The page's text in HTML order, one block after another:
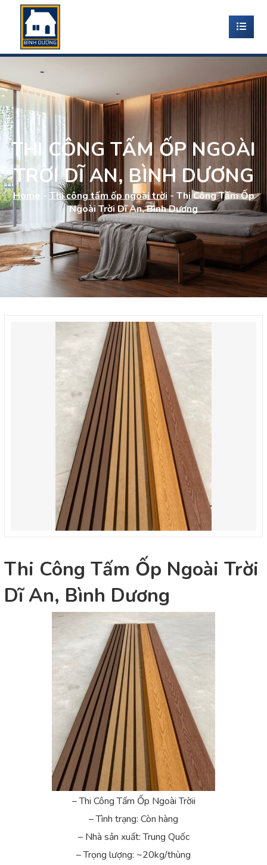
THI CÔNG TẤM ỐP NGOÀI
TRỜI DĨ AN, BÌNH DƯƠNG
Home - Thi công tấm ốp ngoài trời - Thi Công Tấm Ốp
Ngoài Trời Dĩ An, Bình Dương
Thi Công Tấm Ốp Ngoài Trời
Dĩ An, Bình Dương
– Thi Công Tấm Ốp Ngoài Trờii
– Tình trạng: Còn hàng
– Nhà sản xuất: Trung Quốc
– Trọng lượng: ~20kg/thùng